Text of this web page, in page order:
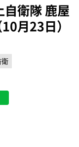
衛隊 鹿屋
月23日）